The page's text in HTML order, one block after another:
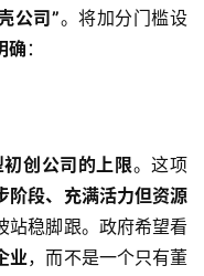
公司”。将加分门槛设
确 ：
初创公司的上限。这项
阶段、充满活力但资源
站稳脚跟。政府希望看
业，而不是一个只有董